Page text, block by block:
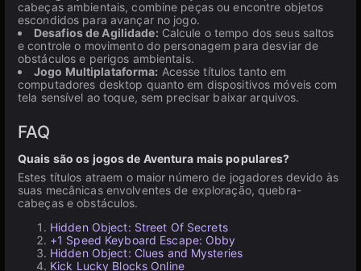
cabeças ambientais, combine peças ou encontre objetos
escondidos para avançar no jogo.
Desafios de Agilidade: Calcule o tempo dos seus saltos
e controle o movimento do personagem para desviar de
obstáculos e perigos ambientais.
Jogo Multiplataforma: Acesse títulos tanto em
computadores desktop quanto em dispositivos móveis com
tela sensível ao toque, sem precisar baixar arquivos.
FAQ
Quais são os jogos de Aventura mais populares?
Estes títulos atraem o maior número de jogadores devido às
suas mecânicas envolventes de exploração, quebra-
cabeças e obstáculos.
Hidden Object: Street Of Secrets
+1 Speed Keyboard Escape: Obby
Hidden Object: Clues and Mysteries
Kick Lucky Blocks Online